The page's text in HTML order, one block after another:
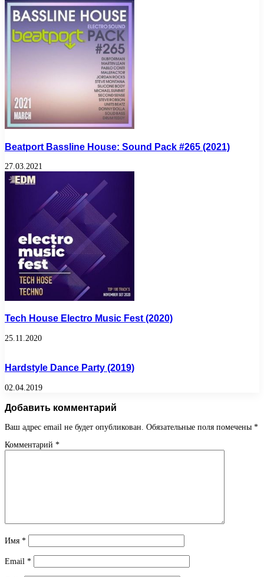
Beatport Bassline House: Sound Pack #265 (2021)
27.03.2021
Tech House Electro Music Fest (2020)
25.11.2020
Hardstyle Dance Party (2019)
02.04.2019
Добавить комментарий
Ваш адрес email не будет опубликован. Обязательные поля помечены *
Комментарий *
Имя *
Email *